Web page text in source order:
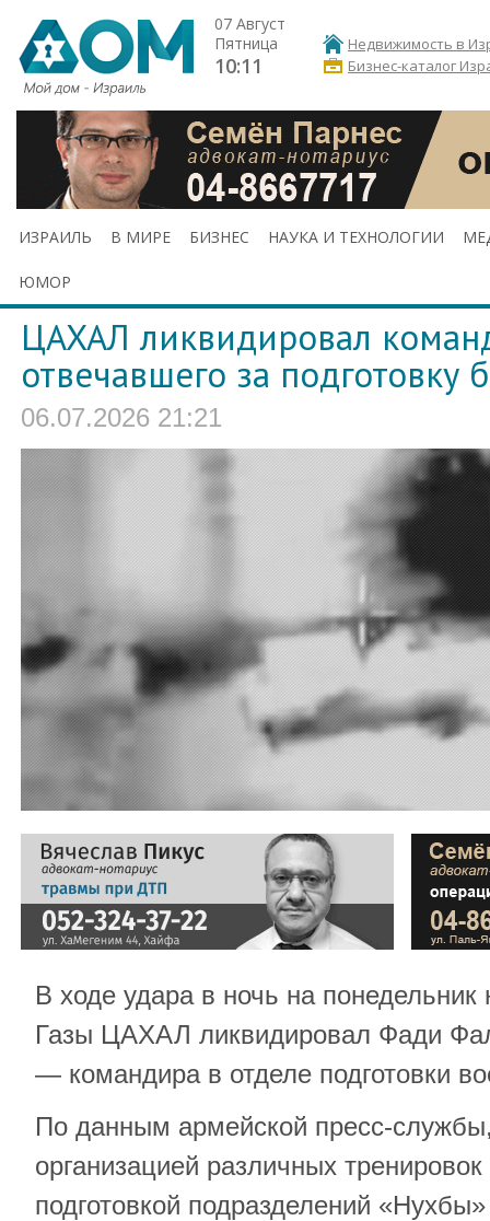
07 Август
Пятница
10:11
Недвижимость в
Бизнес-каталог
ИЗРАИЛЬ В МИРЕ БИЗНЕС НАУКА И ТЕХНОЛОГИИ
ЮМОР
ЦАХАЛ ликвидировал
отвечавшего за подготовку
06.07.2026 21:21
В ходе удара в ночь на понедельник
Газы ЦАХАЛ ликвидировал Фади
— командира в отделе подготовки
По данным армейской пресс-
организацией различных
подготовкой подразделений